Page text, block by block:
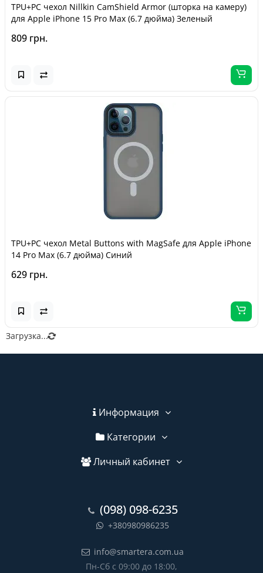
TPU+PC чехол Nillkin CamShield Armor (шторка на камеру)
для Apple iPhone 15 Pro Max (6.7 дюйма) Зеленый
809 грн.
TPU+PC чехол Metal Buttons with MagSafe для Apple iPhone
14 Pro Max (6.7 дюйма) Синий
629 грн.
Загрузка...
Информация
Категории
Личный кабинет
(098) 098-6235
+380980986235
info@smartera.com.ua
Пн-Сб с 09:00 до 18:00,